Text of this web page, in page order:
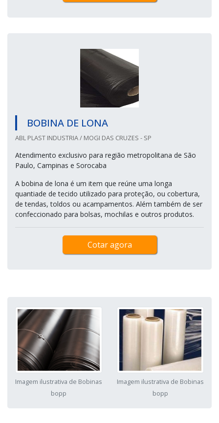
BOBINA DE LONA
ABL PLAST INDUSTRIA / MOGI DAS CRUZES - SP
Atendimento exclusivo para região metropolitana de São
Paulo, Campinas e Sorocaba
A bobina de lona é um item que reúne uma longa
quantiade de tecido utilizado para proteção, ou cobertura,
de tendas, toldos ou acampamentos. Além também de ser
confeccionado para bolsas, mochilas e outros produtos.
Cotar agora
Imagem ilustrativa de Bobinas
bopp
Imagem ilustrativa de Bobinas
bopp